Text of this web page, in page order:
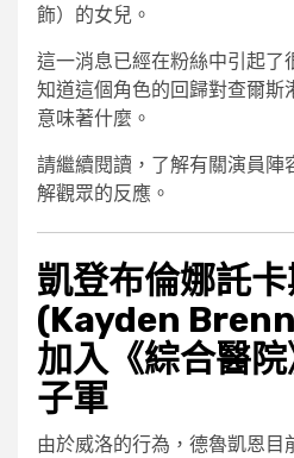
飾）的女兒。
這一消息已經在粉絲中引起了
知道這個角色的回歸對查爾斯
意味著什麼。
請繼續閱讀，了解有關演員陣
解觀眾的反應。
凱登布倫娜託
(Kayden
加入《綜合醫
子軍
由於威洛的行為，德魯凱恩目